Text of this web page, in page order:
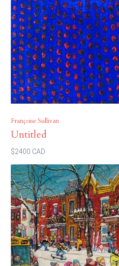
Françoise Sullivan
Untitled
$2400 CAD